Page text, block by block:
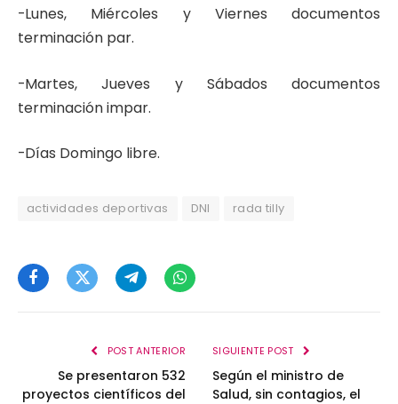
-Lunes, Miércoles y Viernes documentos
terminación par.
-Martes, Jueves y Sábados documentos
terminación impar.
-Días Domingo libre.
actividades deportivas DNI rada tilly
FacebookTwitterTelegramWhatsApp
POST ANTERIOR
Se presentaron 532
proyectos científicos del
SIGUIENTE POST
Según el ministro de
Salud, sin contagios, el